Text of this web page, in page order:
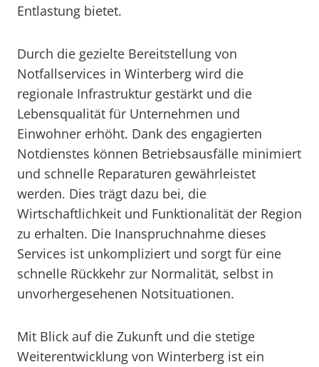
Entlastung bietet.
Durch die gezielte Bereitstellung von
Notfallservices in Winterberg wird die
regionale Infrastruktur gestärkt und die
Lebensqualität für Unternehmen und
Einwohner erhöht. Dank des engagierten
Notdienstes können Betriebsausfälle minimiert
und schnelle Reparaturen gewährleistet
werden. Dies trägt dazu bei, die
Wirtschaftlichkeit und Funktionalität der Region
zu erhalten. Die Inanspruchnahme dieses
Services ist unkompliziert und sorgt für eine
schnelle Rückkehr zur Normalität, selbst in
unvorhergesehenen Notsituationen.
Mit Blick auf die Zukunft und die stetige
Weiterentwicklung von Winterberg ist ein